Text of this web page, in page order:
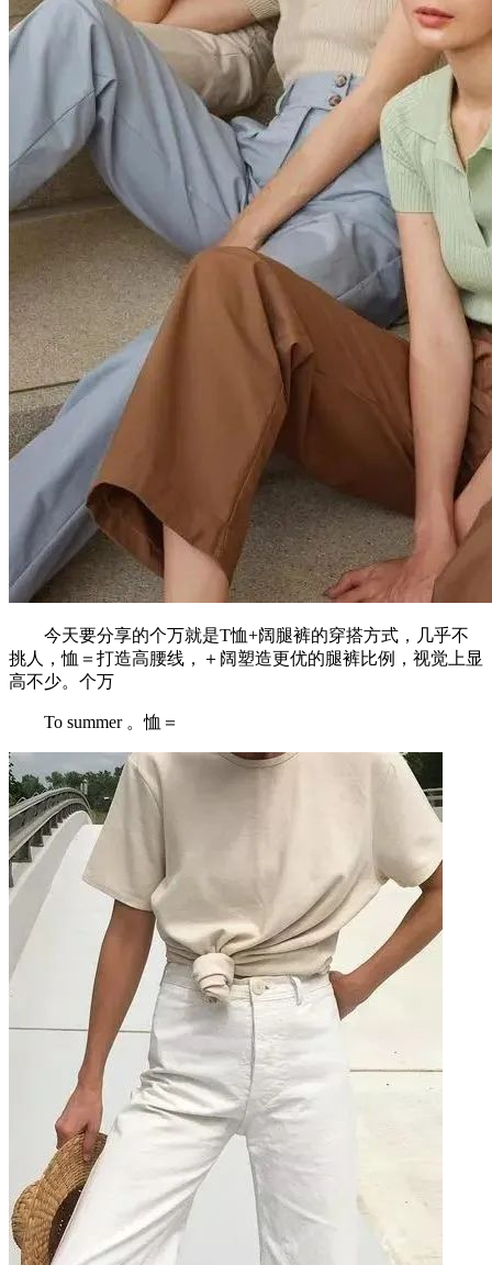
今天要分享的个万就是T恤+阔腿裤的穿搭方式，几乎不
挑人，恤＝打造高腰线，＋阔塑造更优的腿裤比例，视觉上显
高不少。个万
To summer 。恤＝